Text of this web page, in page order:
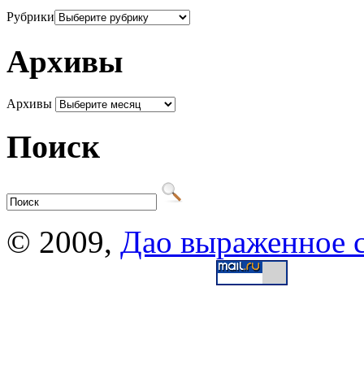
Рубрики
Архивы
Архивы
Поиск
© 2009, Дао выраженное